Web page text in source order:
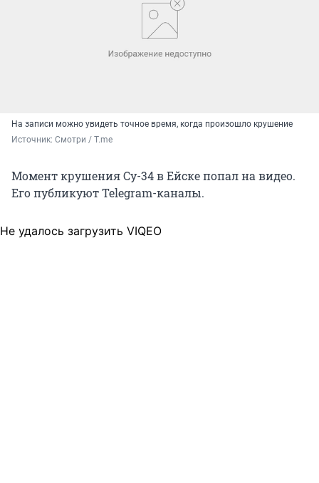
На записи можно увидеть точное время, когда произошло крушение
Источник: Смотри / T.me
Момент крушения Су-34 в Ейске попал на видео.
Его публикуют Telegram-каналы.
Не удалось загрузить VIQEO